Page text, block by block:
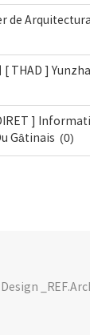
de
[ THAD ]
]
Gâtinais (0)